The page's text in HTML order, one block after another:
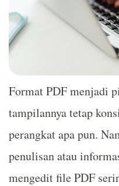
Format PDF menjadi
tampilannya tetap
perangkat apa pun.
penulisan atau
mengedit file PDF